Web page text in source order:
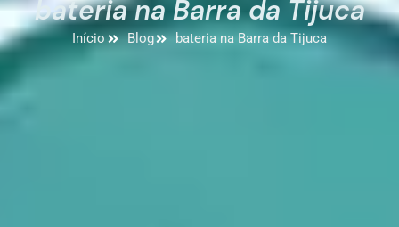
bateria na Barra da Tijuca
Início Blog bateria na Barra da Tijuca